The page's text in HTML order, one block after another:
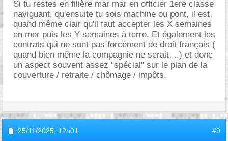
Si tu restes en filière mar mar en officier 1ere classe
naviguant, qu'ensuite tu sois machine ou pont, il est
quand même clair qu'il faut accepter les X semaines
en mer puis les Y semaines à terre. Et également les
contrats qui ne sont pas forcément de droit français (
quand bien même la compagnie ne serait ...) et donc
un aspect souvent assez "spécial" sur le plan de la
couverture / retraite / chômage / impôts.
25/11/2025, 12h01 #9